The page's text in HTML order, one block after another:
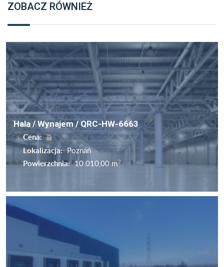
ZOBACZ RÓWNIEŻ
Hala / Wynajem / QRC-HW-6663
Cena:
Lokalizacja: Poznań
Powierzchnia: 10 010,00 m2